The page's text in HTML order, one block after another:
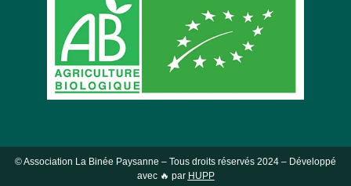
© Association La Binée Paysanne – Tous droits réservés 2024 – Développé
avec 🔥 par HUPP